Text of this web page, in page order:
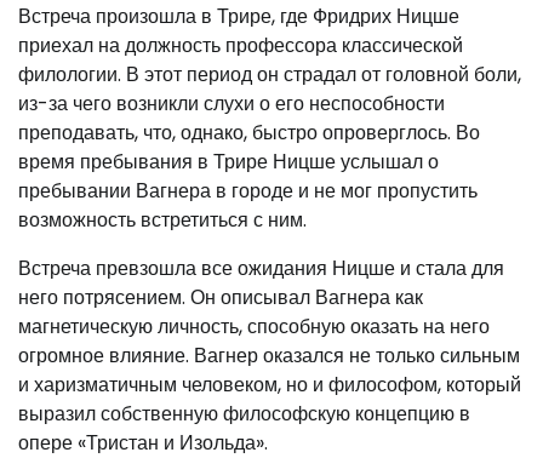
Встреча произошла в Трире, где Фридрих Ницше
приехал на должность профессора классической
филологии. В этот период он страдал от головной боли,
из-за чего возникли слухи о его неспособности
преподавать, что, однако, быстро опроверглось. Во
время пребывания в Трире Ницше услышал о
пребывании Вагнера в городе и не мог пропустить
возможность встретиться с ним.
Встреча превзошла все ожидания Ницше и стала для
него потрясением. Он описывал Вагнера как
магнетическую личность, способную оказать на него
огромное влияние. Вагнер оказался не только сильным
и харизматичным человеком, но и философом, который
выразил собственную философскую концепцию в
опере «Тристан и Изольда».